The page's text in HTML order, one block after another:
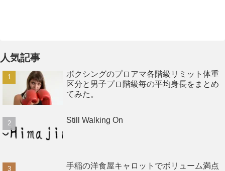
人気記事
ボクシングのプロアマ各階級リミット体重
区分と男子プロ階級毎の平均身長をまとめ
てみた。
Still Walking On
手稲の洋食屋キャロットでボリューム満点